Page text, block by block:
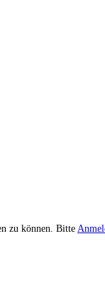
zu können. Bitte